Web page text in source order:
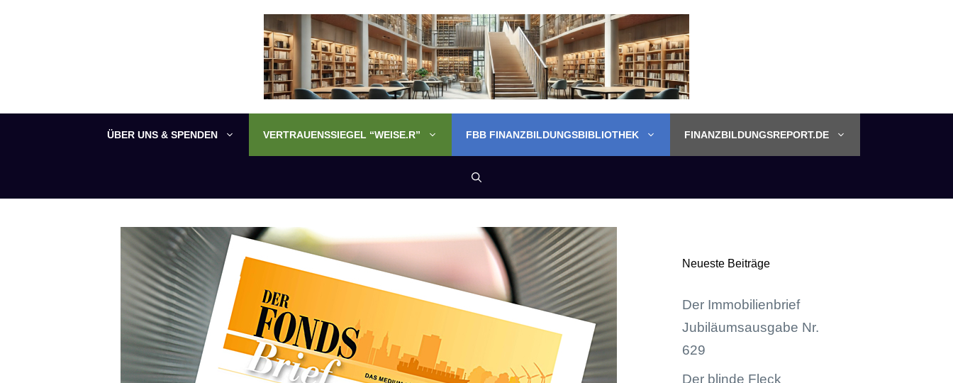
ÜBER UNS & SPENDEN VERTRAUENSSIEGEL “WEISE.R” FBB FINANZBILDUNGSBIBLIOTHEK FINANZBILDUNGSREPORT.DE
Neueste Beiträge
Der Immobilienbrief
Jubiläumsausgabe Nr.
629
Der blinde Fleck